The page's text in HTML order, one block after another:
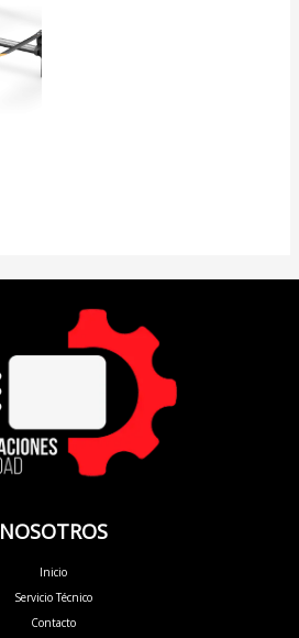
NOSOTROS
Inicio
Servicio Técnico
Contacto